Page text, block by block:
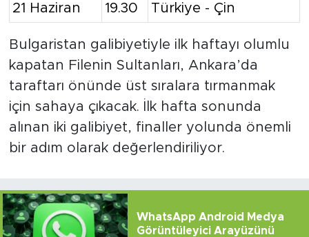
21 Haziran 19.30 Türkiye - Çin
Bulgaristan galibiyetiyle ilk haftayı olumlu
kapatan Filenin Sultanları, Ankara’da
taraftarı önünde üst sıralara tırmanmak
için sahaya çıkacak. İlk hafta sonunda
alınan iki galibiyet, finaller yolunda önemli
bir adım olarak değerlendiriliyor.
WhatsApp Android Medya
Görüntüleyici Arayüzünü